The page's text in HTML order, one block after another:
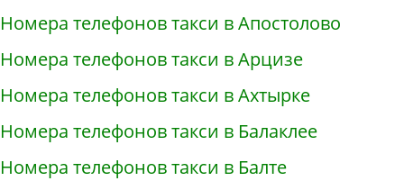
Номера телефонов такси в Апостолово
Номера телефонов такси в Арцизе
Номера телефонов такси в Ахтырке
Номера телефонов такси в Балаклее
Номера телефонов такси в Балте